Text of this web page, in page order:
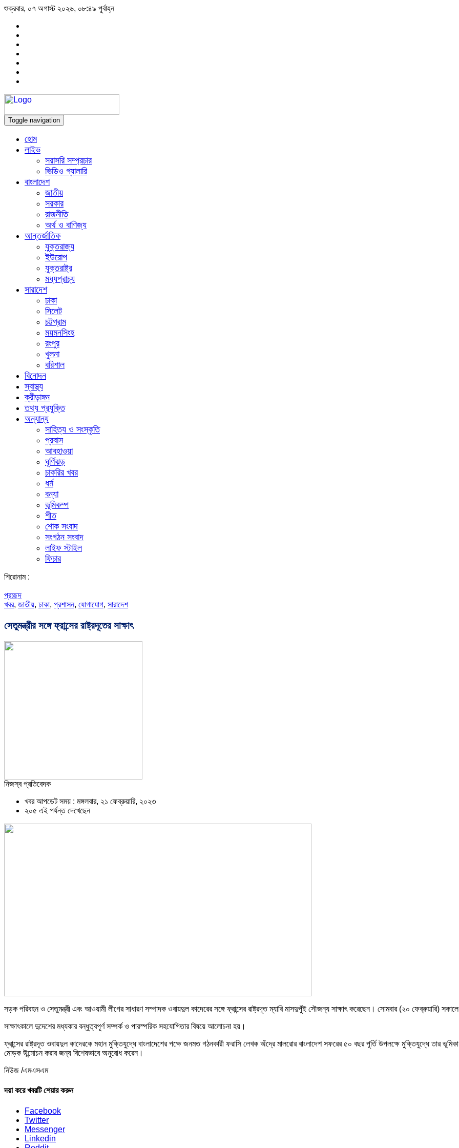
শুক্রবার, ০৭ অগাস্ট ২০২৬, ০৮:৪৯ পূর্বাহ্ন
Toggle navigation
হোম
লাইভ
সরাসরি সম্প্রচার
ভিডিও গ্যালারি
বাংলাদেশ
জাতীয়
সরকার
রাজনীতি
অর্থ ও বাণিজ্য
আন্তর্জাতিক
যুক্তরাজ্য
ইউরোপ
যুক্তরাষ্ট্র
মধ্যপ্রাচ্য
সারাদেশ
ঢাকা
সিলেট
চট্টগ্রাম
ময়মনসিংহ
রংপুর
খুলনা
বরিশাল
বিনোদন
স্বাস্থ্য
ক্রীড়াঙ্গন
তথ্য প্রযুক্তি
অন্যান্য
সাহিত্য ও সংস্কৃতি
প্রবাস
আবহাওয়া
ঘূর্ণিঝড়
চাকরির খবর
ধর্ম
বন্যা
ভূমিকম্প
শীত
শোক সংবাদ
সংগঠন সংবাদ
লাইফ স্টাইল
ফিচার
শিরোনাম :
প্রচ্ছদ
খবর, জাতীয়, ঢাকা, প্রশাসন, যোগাযোগ, সারাদেশ
সেতুমন্ত্রীর সঙ্গে ফ্রান্সের রাষ্ট্রদূতের সাক্ষাৎ
নিজস্ব প্রতিবেদক
খবর আপডেট সময় : মঙ্গলবার, ২১ ফেব্রুয়ারি, ২০২৩
২০৫ এই পর্যন্ত দেখেছেন
সড়ক পরিবহন ও সেতুমন্ত্রী এবং আওয়ামী লীগের সাধারণ সম্পাদক ওবায়দুল কাদেরের সঙ্গে ফ্রান্সের রাষ্ট্রদূত ম্যারি মাসদুপুঁই সৌজন্য সাক্ষাৎ করেছেন। সোমবার (২০ ফেব্রুয়ারি)
সাক্ষাৎকালে দুদেশের মধ্যকার বন্ধুত্বপূর্ণ সম্পর্ক ও পারস্পরিক সহযোগিতার বিষয়ে আলোচনা হয়।
ফ্রান্সের রাষ্ট্রদূত ওবায়দুল কাদেরকে মহান মুক্তিযুদ্ধে বাংলাদেশের পক্ষে জনমত গঠনকারী ফরাসি লেখক অঁদ্রে মালরোর বাংলাদেশ সফরের ৫০ বছর পূর্তি উপলক্ষে মুক্তিযুদ্ধে তার
মোড়ক উন্মোচন করার জন্য বিশেষভাবে অনুরোধ করেন।
নিউজ /এমএসএম
দয়া করে খবরটি শেয়ার করুন
Facebook
Twitter
Messenger
Linkedin